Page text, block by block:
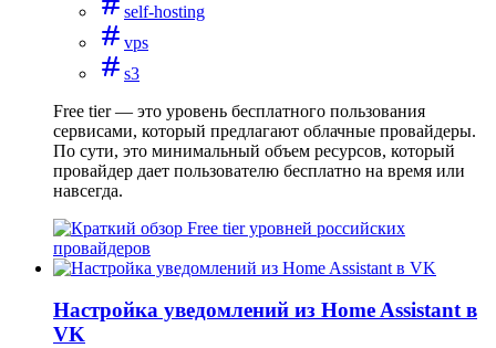
self-hosting
vps
s3
Free tier — это уровень бесплатного пользования
сервисами, который предлагают облачные провайдеры.
По сути, это минимальный объем ресурсов, который
провайдер дает пользователю бесплатно на время или
навсегда.
Настройка уведомлений из Home Assistant в
VK